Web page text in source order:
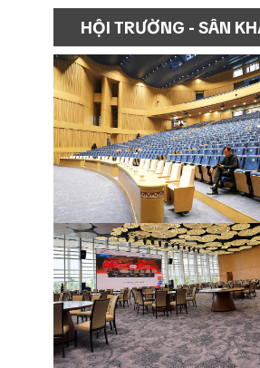
HỘI TRƯỜNG - SÂN